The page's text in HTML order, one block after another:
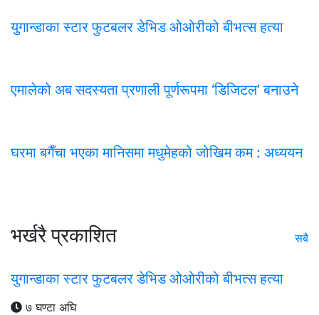
युगान्डाका स्टार फुटबलर डेभिड ओओरीको बीभत्स हत्या
एमालेको अब सदस्यता प्रणाली पूर्णरूपमा ‘डिजिटल’ बनाउने
घरमा बगैँचा भएका मानिसमा मधुमेहको जोखिम कम : अध्ययन
भर्खरै प्रकाशित सबै
युगान्डाका स्टार फुटबलर डेभिड ओओरीको बीभत्स हत्या
७ घण्टा अघि